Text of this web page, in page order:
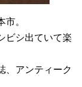
。
ビシ出ていて楽
、アンティーク